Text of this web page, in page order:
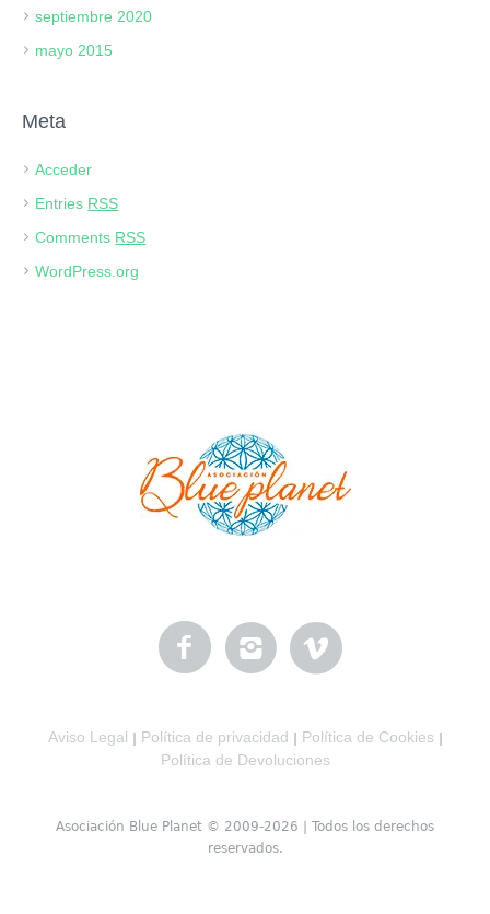
septiembre 2020
mayo 2015
Meta
Acceder
Entries RSS
Comments RSS
WordPress.org
Aviso Legal Política de privacidad Política de Cookies
Política de Devoluciones
Asociación Blue Planet © 2009-2026 | Todos los derechos
reservados.